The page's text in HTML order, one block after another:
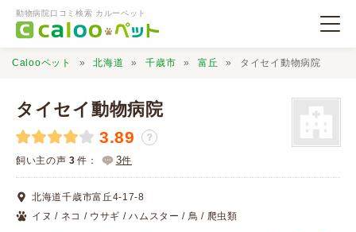
動物病院口コミ検索 カルーペット
動物病院検索
口コミ検索
Calooペット 北海道 千歳市 富丘 タイセイ動物病院
タイセイ動物病院
3.89 ？
飼い主の声 3 件： 3件
北海道千歳市富丘4-17-8
イヌ / ネコ / ウサギ / ハムスター / 鳥 / 爬虫類